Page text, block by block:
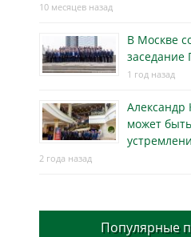
10 месяцев назад
В Москве
1 год назад
Александр
может
2 года назад
Популярные